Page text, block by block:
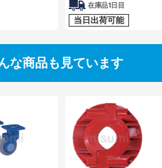
在庫品1日目
当日出荷可能
な商品も見ています